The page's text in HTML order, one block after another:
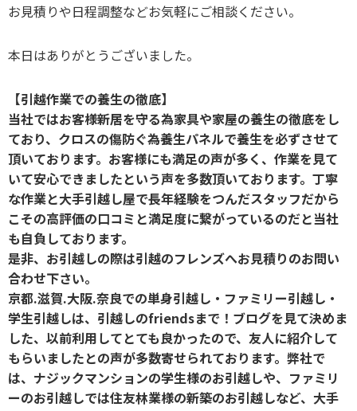
お見積りや日程調整などお気軽にご相談ください。
本日はありがとうございました。
【引越作業での養生の徹底】
当社ではお客様新居を守る為家具や家屋の養生の徹底をし
ており、クロスの傷防ぐ為養生パネルで養生を必ずさせて
頂いております。お客様にも満足の声が多く、作業を見て
いて安心できましたという声を多数頂いております。丁寧
な作業と大手引越し屋で長年経験をつんだスタッフだから
こその高評価の口コミと満足度に繋がっているのだと当社
も自負しております。
是非、お引越しの際は引越のフレンズへお見積りのお問い
合わせ下さい。
京都.滋賀.大阪.奈良での単身引越し・ファミリー引越し・
学生引越しは、引越しのfriendsまで！ブログを見て決めま
した、以前利用してとても良かったので、友人に紹介して
もらいましたとの声が多数寄せられております。弊社で
は、ナジックマンションの学生様のお引越しや、ファミリ
ーのお引越しでは住友林業様の新築のお引越しなど、大手